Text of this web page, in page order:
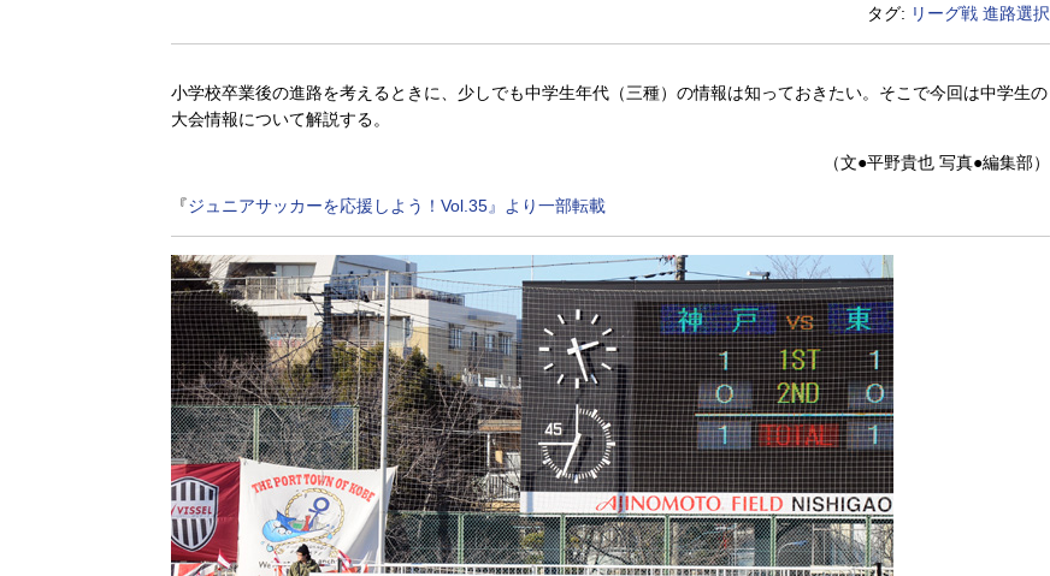
タグ: リーグ戦 進路選択
小学校卒業後の進路を考えるときに、少しでも中学生年代（三種）の情報は知っておきたい。そこで今回は中学生の
大会情報について解説する。
（文●平野貴也 写真●編集部）
『ジュニアサッカーを応援しよう！Vol.35』より一部転載